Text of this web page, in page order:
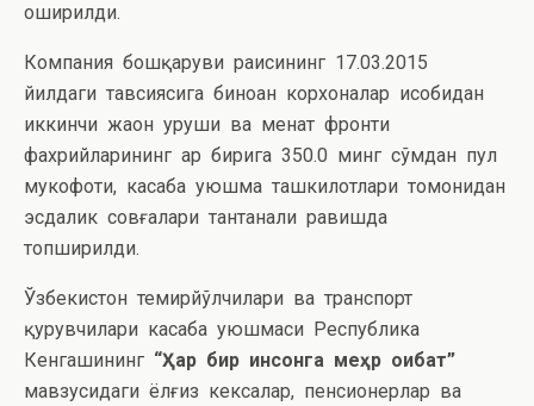
оширилди.
Компания бошқаруви раисининг 17.03.2015
йилдаги тавсиясига биноан корхоналар ҳисобидан
иккинчи жаҳон уруши ва меҳнат фронти
фахрийларининг ҳар бирига 350.0 минг сўмдан пул
мукофоти, касаба уюшма ташкилотлари томонидан
эсдалик совғалари тантанали равишда
топширилди.
Ўзбекистон темирйўлчилари ва транспорт
қурувчилари касаба уюшмаси Республика
Кенгашининг “Ҳар бир инсонга меҳр оқибат”
мавзусидаги ёлғиз кексалар, пенсионерлар ва